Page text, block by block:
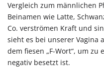
Vergleich zum männlichen
Beinamen wie Latte,
Co. verströmen Kraft und
sieht es bei unserer Vagina
dem fiesen „F-Wort“, um zu
negativ besetzt ist.